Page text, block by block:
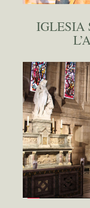
IGLESIA